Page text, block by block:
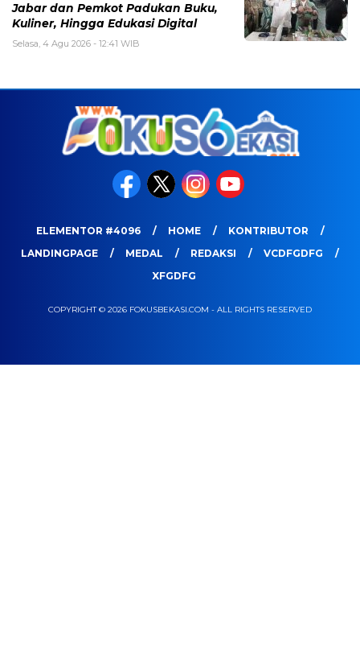
Jabar dan Pemkot Padukan Buku,
Kuliner, Hingga Edukasi Digital
Selasa, 4 Agu 2026 - 12:41 WIB
ELEMENTOR #4096 HOME
KONTRIBUTOR
LANDINGPAGE
MEDAL REDAKSI
VCDFGDFG
XFGDFG
COPYRIGHT © 2026 FOKUSBEKASI.COM - ALL RIGHTS RESERVED